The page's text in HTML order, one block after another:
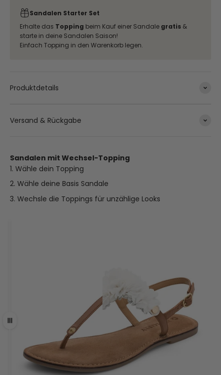
Sandalen Starter Set
Erhalte das Topping beim Kauf einer Sandale gratis &
starte in deine Sandalen Saison!
Einfach Topping in den Warenkorb legen.
Produktdetails
Versand & Rückgabe
Sandalen mit Wechsel-Topping
Wähle dein Topping
Wähle deine Basis Sandale
Wechsle die Toppings für unzählige Looks
Ziehen